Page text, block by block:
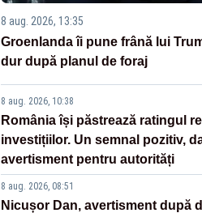
8 aug. 2026, 13:35
Groenlanda îi pune frână lui
dur după planul de foraj
8 aug. 2026, 10:38
România își păstrează ratingul
investițiilor. Un semnal pozitiv,
avertisment pentru autorități
8 aug. 2026, 08:51
Nicușor Dan, avertisment după